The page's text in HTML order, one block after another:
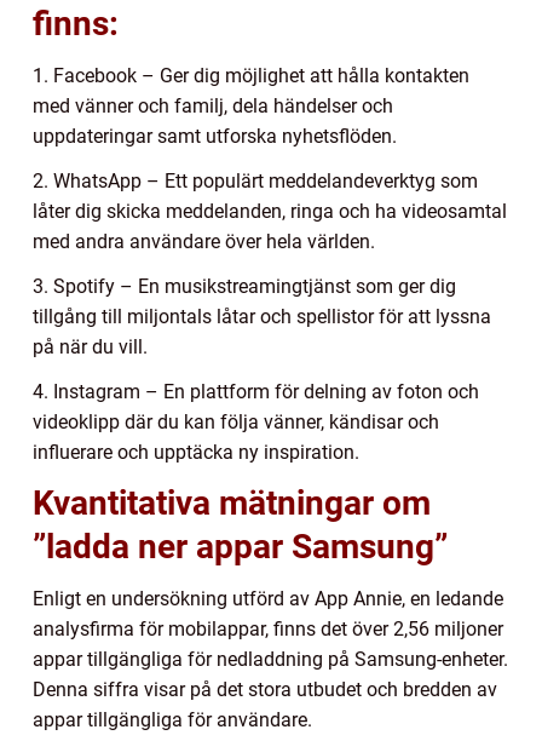
finns:
1. Facebook – Ger dig möjlighet att hålla kontakten
med vänner och familj, dela händelser och
uppdateringar samt utforska nyhetsflöden.
2. WhatsApp – Ett populärt meddelandeverktyg som
låter dig skicka meddelanden, ringa och ha videosamtal
med andra användare över hela världen.
3. Spotify – En musikstreamingtjänst som ger dig
tillgång till miljontals låtar och spellistor för att lyssna
på när du vill.
4. Instagram – En plattform för delning av foton och
videoklipp där du kan följa vänner, kändisar och
influerare och upptäcka ny inspiration.
Kvantitativa mätningar om
”ladda ner appar Samsung”
Enligt en undersökning utförd av App Annie, en ledande
analysfirma för mobilappar, finns det över 2,56 miljoner
appar tillgängliga för nedladdning på Samsung-enheter.
Denna siffra visar på det stora utbudet och bredden av
appar tillgängliga för användare.